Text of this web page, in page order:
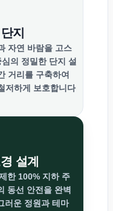
지
자연 바람을 고스
의 정밀한 단지 설
거리를 구축하여
저하게 보호합니다
설계
한 100% 지하 주
동선 안전을 완벽
러운 정원과 테마